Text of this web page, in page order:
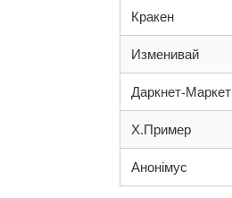
Кракен
Изменивай
Даркнет-Маркет
Х.Пример
Анонімус